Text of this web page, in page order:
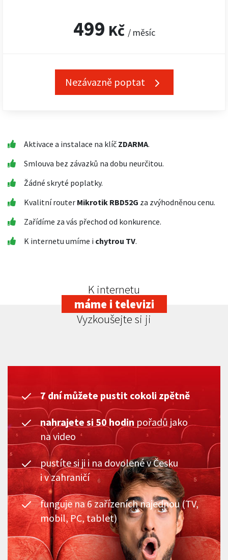
499 Kč / měsíc
Nezávazně poptat
Aktivace a instalace na klíč ZDARMA.
Smlouva bez závazků na dobu neurčitou.
Žádné skryté poplatky.
Kvalitní router Mikrotik RBD52G za zvýhodněnou cenu.
Zařídíme za vás přechod od konkurence.
K internetu umíme i chytrou TV.
K internetu
máme i televizi
Vyzkoušejte si ji
7 dní můžete pustit cokoli zpětně
nahrajete si 50 hodin pořadů jako
na video
pustíte si ji i na dovolené v Česku
i v zahraničí
funguje na 6 zařízeních najednou (TV,
mobil, PC, tablet)